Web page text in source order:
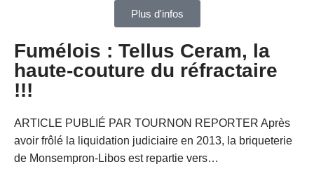
Plus d'infos
Fumélois : Tellus Ceram, la
haute-couture du réfractaire
!!!
ARTICLE PUBLIÉ PAR TOURNON REPORTER Après
avoir frôlé la liquidation judiciaire en 2013, la briqueterie
de Monsempron-Libos est repartie vers…